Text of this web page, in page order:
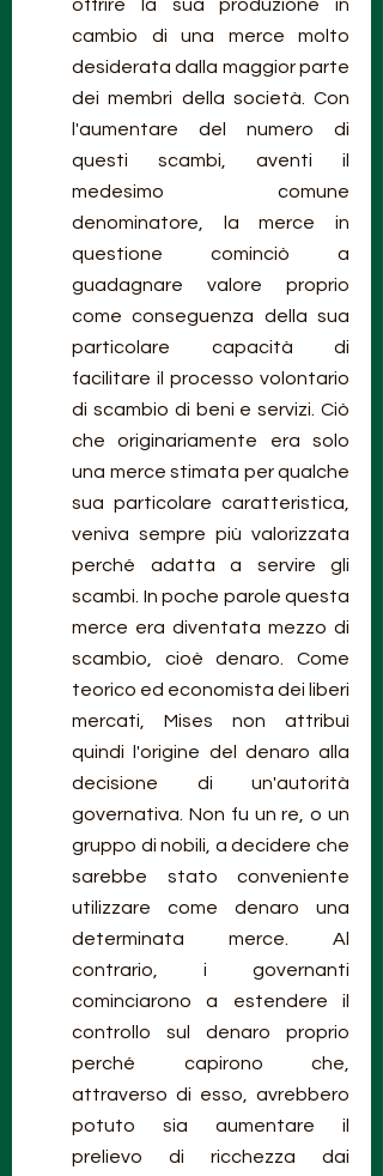
offrire la sua produzione in
cambio di una merce molto
desiderata dalla maggior parte
dei membri della società. Con
l'aumentare del numero di
questi scambi, aventi il
medesimo comune
denominatore, la merce in
questione cominciò a
guadagnare valore proprio
come conseguenza della sua
particolare capacità di
facilitare il processo volontario
di scambio di beni e servizi. Ciò
che originariamente era solo
una merce stimata per qualche
sua particolare caratteristica,
veniva sempre più valorizzata
perché adatta a servire gli
scambi. In poche parole questa
merce era diventata mezzo di
scambio, cioè denaro. Come
teorico ed economista dei liberi
mercati, Mises non attribuì
quindi l'origine del denaro alla
decisione di un'autorità
governativa. Non fu un re, o un
gruppo di nobili, a decidere che
sarebbe stato conveniente
utilizzare come denaro una
determinata merce. Al
contrario, i governanti
cominciarono a estendere il
controllo sul denaro proprio
perché capirono che,
attraverso di esso, avrebbero
potuto sia aumentare il
prelievo di ricchezza dai